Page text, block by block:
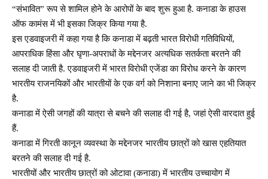
“संभावित” रूप से शामिल होने के आरोपों के बाद शुरू हुआ है. कनाडा के हाउस
ऑफ कामंस में भी इसका जिक्र किया गया है.
इस एडवाइजरी में कहा गया है कि कनाडा में बढ़ती भारत विरोधी गतिविधियों,
आपराधिक हिंसा और घृणा-अपराधों के मद्देनजर अत्यधिक सतर्कता बरतने की
सलाह दी जाती है. एडवाइजरी में भारत विरोधी एजेंडा का विरोध करने के कारण
भारतीय राजनयिकों और भारतीयों के एक वर्ग को निशाना बनाए जाने का भी जिक्र
है.
कनाडा में ऐसी जगहों की यात्रा से बचने की सलाह दी गई है, जहां ऐसी वारदात हुई
हैं.
कनाडा में गिरती कानून व्यवस्था के मद्देनजर भारतीय छात्रों को खास एहतियात
बरतने की सलाह दी गई है.
भारतीयों और भारतीय छात्रों को ओटावा (कनाडा) में भारतीय उच्चायोग में